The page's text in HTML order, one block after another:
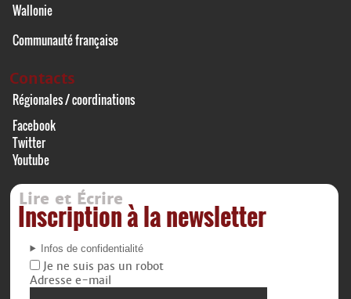
Wallonie
Communauté française
Contacts
Régionales / coordinations
Facebook
Twitter
Youtube
Lire et Écrire
Inscription à la newsletter
Infos de confidentialité
Je ne suis pas un robot
Adresse e-mail